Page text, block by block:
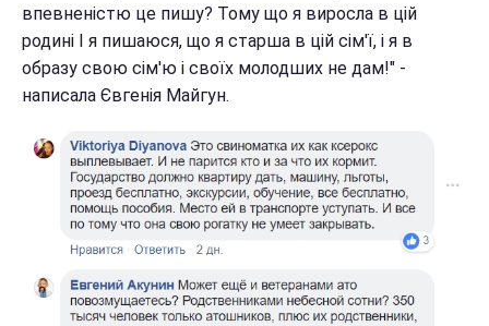
впевненістю це пишу? Тому що я виросла в цій
родині І я пишаюся, що я старша в цій сім'ї, і я в
образу свою сім'ю і своїх молодших не дам!" -
написала Євгенія Майгун.